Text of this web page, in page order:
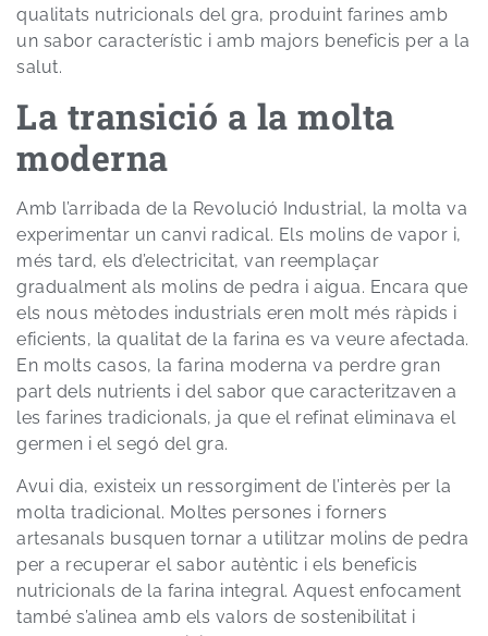
qualitats nutricionals del gra, produint farines amb
un sabor característic i amb majors beneficis per a la
salut.
La transició a la molta
moderna
Amb l’arribada de la Revolució Industrial, la molta va
experimentar un canvi radical. Els molins de vapor i,
més tard, els d’electricitat, van reemplaçar
gradualment als molins de pedra i aigua. Encara que
els nous mètodes industrials eren molt més ràpids i
eficients, la qualitat de la farina es va veure afectada.
En molts casos, la farina moderna va perdre gran
part dels nutrients i del sabor que caracteritzaven a
les farines tradicionals, ja que el refinat eliminava el
germen i el segó del gra.
Avui dia, existeix un ressorgiment de l’interès per la
molta tradicional. Moltes persones i forners
artesanals busquen tornar a utilitzar molins de pedra
per a recuperar el sabor autèntic i els beneficis
nutricionals de la farina integral. Aquest enfocament
també s’alinea amb els valors de sostenibilitat i